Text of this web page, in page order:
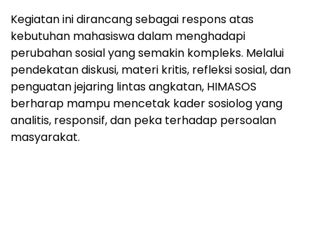
Kegiatan ini dirancang sebagai respons atas
kebutuhan mahasiswa dalam menghadapi
perubahan sosial yang semakin kompleks. Melalui
pendekatan diskusi, materi kritis, refleksi sosial, dan
penguatan jejaring lintas angkatan, HIMASOS
berharap mampu mencetak kader sosiolog yang
analitis, responsif, dan peka terhadap persoalan
masyarakat.